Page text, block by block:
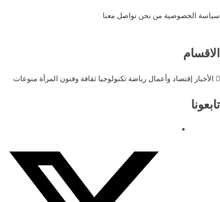
سياسة الخصوصية من نحن تواصل معنا
الاقسام
الأخبار إقتصاد وأعمال رياضة تكنولوجيا ثقافة وفنون المرأة منوعات
تابعونا